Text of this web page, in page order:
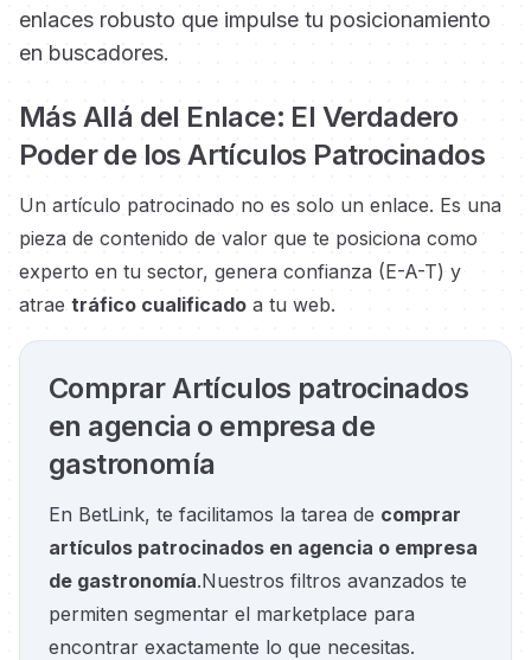
enlaces robusto que impulse tu posicionamiento
en buscadores.
Más Allá del Enlace: El Verdadero
Poder de los Artículos Patrocinados
Un artículo patrocinado no es solo un enlace. Es una
pieza de contenido de valor que te posiciona como
experto en tu sector, genera confianza (E-A-T) y
atrae tráfico cualificado a tu web.
Comprar Artículos patrocinados
en agencia o empresa de
gastronomía
En BetLink, te facilitamos la tarea de comprar
artículos patrocinados en agencia o empresa
de gastronomía.Nuestros filtros avanzados te
permiten segmentar el marketplace para
encontrar exactamente lo que necesitas.